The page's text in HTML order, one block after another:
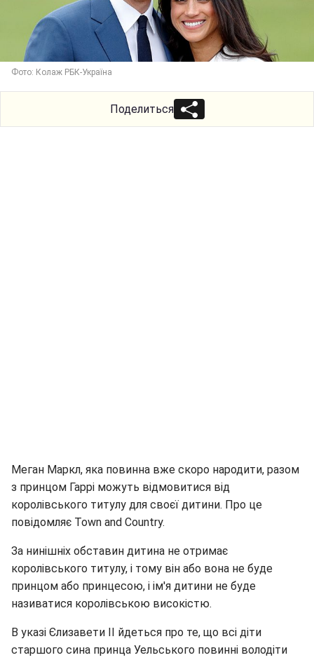
Фото: Колаж РБК-Україна
Поделиться
Меган Маркл, яка повинна вже скоро народити, разом
з принцом Гаррі можуть відмовитися від
королівського титулу для своєї дитини. Про це
повідомляє Town and Country.
За нинішніх обставин дитина не отримає
королівського титулу, і тому він або вона не буде
принцом або принцесою, і ім'я дитини не буде
називатися королівською високістю.
В указі Єлизавети II йдеться про те, що всі діти
старшого сина принца Уельського повинні володіти